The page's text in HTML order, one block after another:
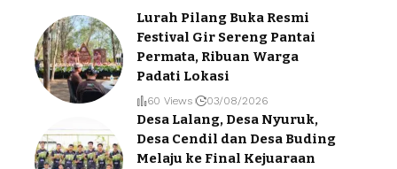
Lurah Pilang Buka Resmi
Festival Gir Sereng Pantai
Permata, Ribuan Warga
Padati Lokasi
60 Views 03/08/2026
Desa Lalang, Desa Nyuruk,
Desa Cendil dan Desa Buding
Melaju ke Final Kejuaraan